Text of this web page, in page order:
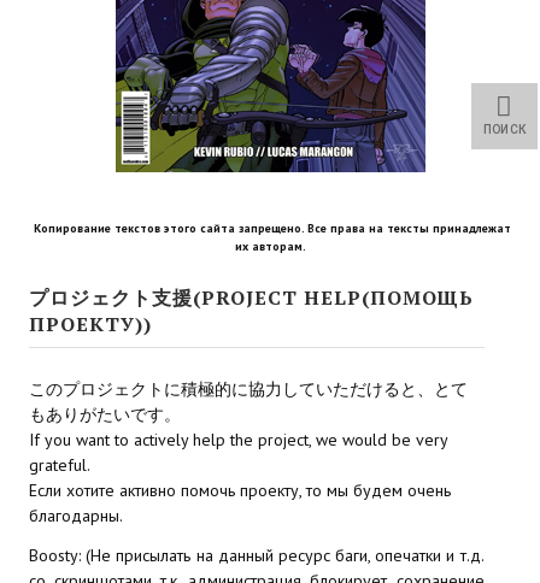
Quake III Arena Remaster Fan Edition
Star Trek Voyager Elite Force Remaster Fan Edition
Sacred Gold Remaster Fan Edition
Red Faction remaster Fan Edition
Корсары 3 Сундук мертвеца Remaster Fan Edition
Sea Dogs Remaster Fan Edition
НОВОСТИ ПОРТАЛА
Новости
Новости Архив
Копирование текстов этого сайта запрещено. Все права на тексты принадлежат
их авторам.
プロジェクト支援(PROJECT HELP(ПОМОЩЬ
ПРОЕКТУ))
このプロジェクトに積極的に協力していただけると、とて
もありがたいです。
If you want to actively help the project, we would be very
grateful.
Если хотите активно помочь проекту, то мы будем очень
благодарны.
Boosty: (Не присылать на данный ресурс баги, опечатки и т.д.
ПОИСК